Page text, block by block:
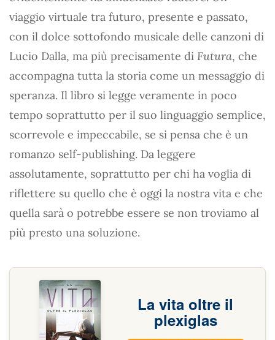
viaggio virtuale tra futuro, presente e passato,
con il dolce sottofondo musicale delle canzoni di
Lucio Dalla, ma più precisamente di Futura, che
accompagna tutta la storia come un messaggio di
speranza. Il libro si legge veramente in poco
tempo soprattutto per il suo linguaggio semplice,
scorrevole e impeccabile, se si pensa che è un
romanzo self-publishing. Da leggere
assolutamente, soprattutto per chi ha voglia di
riflettere su quello che è oggi la nostra vita e che
quella sarà o potrebbe essere se non troviamo al
più presto una soluzione.
La vita oltre il
plexiglas